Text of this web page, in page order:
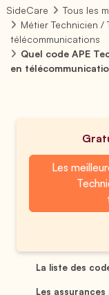
SideCare
Tous les
Métier Technicien /
télécommunications
Quel code APE
en
Les
La liste des
Les